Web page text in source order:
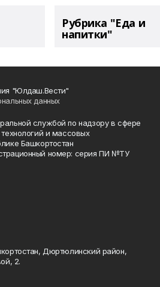
Рубрика "Еда и
напитки"
"Юлдаш.Вести"
данных
службой по надзору в сфере
и массовых
Башкортостан
номер: серия ПИ №ТУ
Дюртюлинский район,
2.